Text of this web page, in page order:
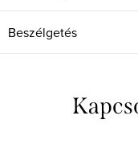
Beszélgetés